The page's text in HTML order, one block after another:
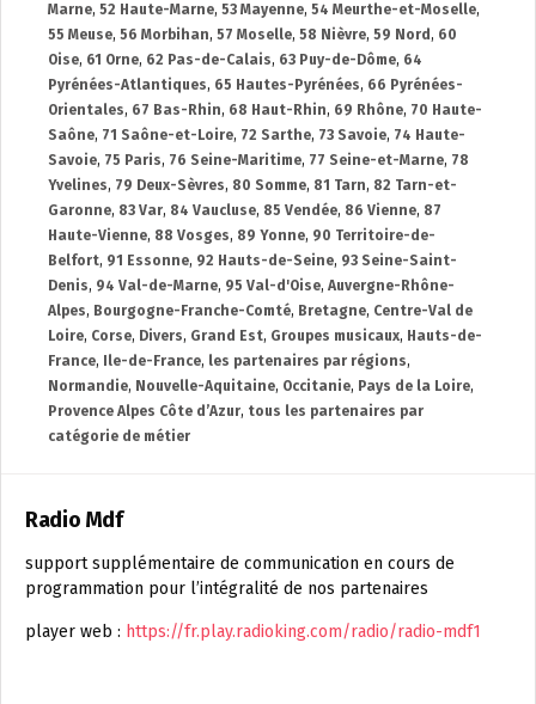
Marne, 52 Haute-Marne, 53 Mayenne, 54 Meurthe-et-Moselle,
55 Meuse, 56 Morbihan, 57 Moselle, 58 Nièvre, 59 Nord , 60
Oise, 61 Orne, 62 Pas-de-Calais, 63 Puy-de-Dôme, 64
Pyrénées-Atlantiques, 65 Hautes-Pyrénées, 66 Pyrénées-
Orientales, 67 Bas-Rhin, 68 Haut-Rhin, 69 Rhône, 70 Haute-
Saône, 71 Saône-et-Loire, 72 Sarthe, 73 Savoie, 74 Haute-
Savoie, 75 Paris, 76 Seine-Maritime, 77 Seine-et-Marne, 78
Yvelines, 79 Deux-Sèvres, 80 Somme, 81 Tarn, 82 Tarn-et-
Garonne, 83 Var, 84 Vaucluse, 85 Vendée, 86 Vienne, 87
Haute-Vienne, 88 Vosges, 89 Yonne, 90 Territoire-de-
Belfort, 91 Essonne, 92 Hauts-de-Seine, 93 Seine-Saint-
Denis, 94 Val-de-Marne, 95 Val-d'Oise, Auvergne-Rhône-
Alpes, Bourgogne-Franche-Comté, Bretagne, Centre-Val de
Loire, Corse, Divers, Grand Est, Groupes musicaux, Hauts-de-
France, Ile-de-France, les partenaires par régions,
Normandie, Nouvelle-Aquitaine, Occitanie, Pays de la Loire,
Provence Alpes Côte d’Azur, tous les partenaires par
catégorie de métier
Radio Mdf
support supplémentaire de communication en cours de
programmation pour l’intégralité de nos partenaires
player web : https://fr.play.radioking.com/radio/radio-mdf1